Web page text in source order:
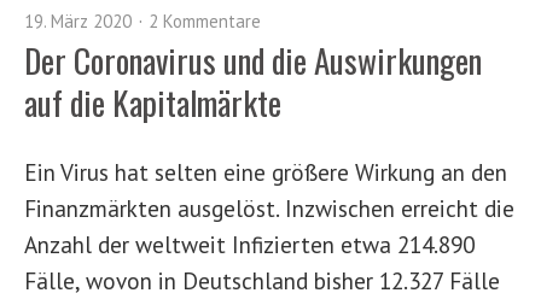
19. März 2020 2 Kommentare
Der Coronavirus und die Auswirkungen
auf die Kapitalmärkte
Ein Virus hat selten eine größere Wirkung an den
Finanzmärkten ausgelöst. Inzwischen erreicht die
Anzahl der weltweit Infizierten etwa 214.890
Fälle, wovon in Deutschland bisher 12.327 Fälle